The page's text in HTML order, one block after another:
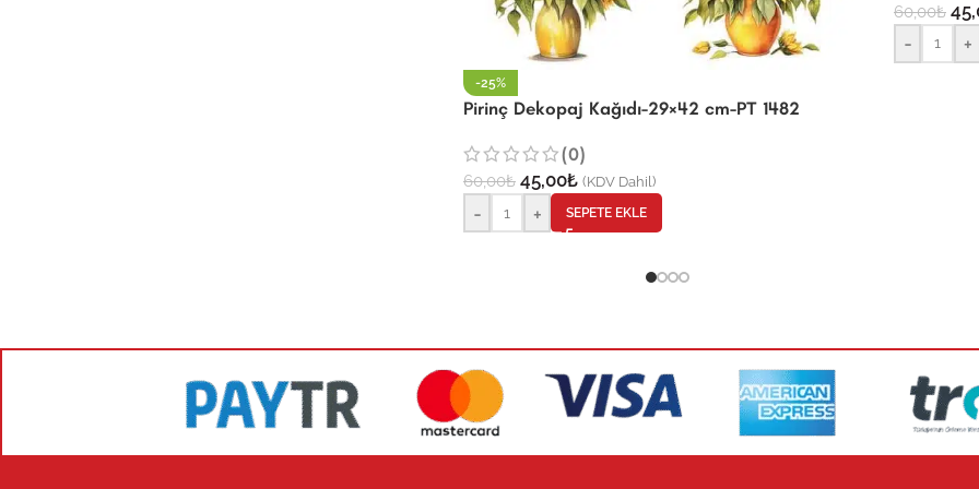
-25%
Pirinç Dekopaj Kağıdı-29×42 cm-PT 1482
(0)
60,00₺ 45,00₺ (KDV Dahil)
- + SEPETE EKLE
60,00₺
- +